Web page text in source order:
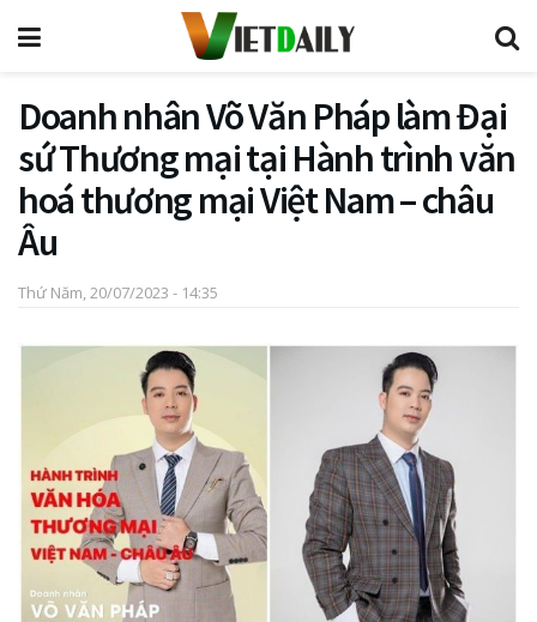
Doanh nhân Võ Văn Pháp làm Đại
sứ Thương mại tại Hành trình văn
hoá thương mại Việt Nam – châu
Âu
Thứ Năm, 20/07/2023 - 14:35